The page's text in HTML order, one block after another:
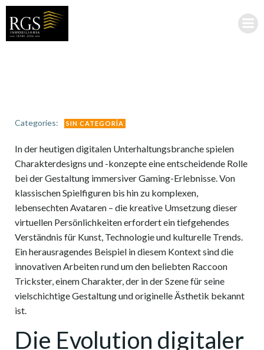
Categories: SIN CATEGORÍA
In der heutigen digitalen Unterhaltungsbranche spielen
Charakterdesigns und -konzepte eine entscheidende Rolle
bei der Gestaltung immersiver Gaming-Erlebnisse. Von
klassischen Spielfiguren bis hin zu komplexen,
lebensechten Avataren – die kreative Umsetzung dieser
virtuellen Persönlichkeiten erfordert ein tiefgehendes
Verständnis für Kunst, Technologie und kulturelle Trends.
Ein herausragendes Beispiel in diesem Kontext sind die
innovativen Arbeiten rund um den beliebten Raccoon
Trickster, einem Charakter, der in der Szene für seine
vielschichtige Gestaltung und originelle Ästhetik bekannt
ist.
Die Evolution digitaler